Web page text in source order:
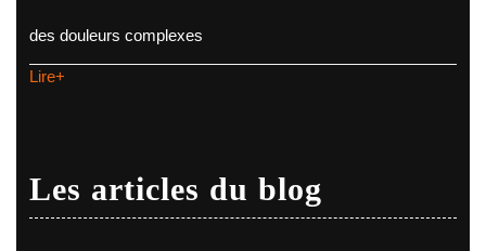
des douleurs complexes
Lire+
Les articles du blog